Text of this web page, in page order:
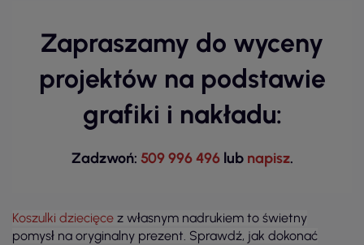
Zapraszamy do wyceny
projektów na podstawie
grafiki i nakładu:
Zadzwoń: 509 996 496lub napisz.
Koszulki dziecięce z własnym nadrukiem to świetny
pomysł na oryginalny prezent. Sprawdź, jak dokonać